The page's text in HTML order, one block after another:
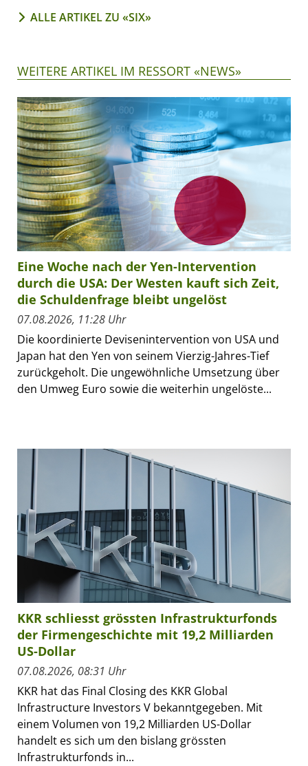
ALLE ARTIKEL ZU «SIX»
WEITERE ARTIKEL IM RESSORT «NEWS»
Eine Woche nach der Yen-Intervention
durch die USA: Der Westen kauft sich Zeit,
die Schuldenfrage bleibt ungelöst
07.08.2026, 11:28 Uhr
Die koordinierte Devisenintervention von USA und
Japan hat den Yen von seinem Vierzig-Jahres-Tief
zurückgeholt. Die ungewöhnliche Umsetzung über
den Umweg Euro sowie die weiterhin ungelöste...
KKR schliesst grössten Infrastrukturfonds
der Firmengeschichte mit 19,2 Milliarden
US-Dollar
07.08.2026, 08:31 Uhr
KKR hat das Final Closing des KKR Global
Infrastructure Investors V bekanntgegeben. Mit
einem Volumen von 19,2 Milliarden US-Dollar
handelt es sich um den bislang grössten
Infrastrukturfonds in...